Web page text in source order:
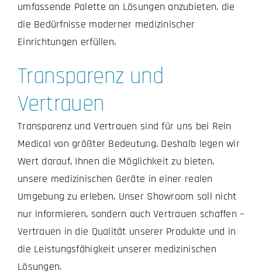
umfassende Palette an Lösungen anzubieten, die
die Bedürfnisse moderner medizinischer
Einrichtungen erfüllen.
Transparenz und
Vertrauen
Transparenz und Vertrauen sind für uns bei Rein
Medical von größter Bedeutung. Deshalb legen wir
Wert darauf, Ihnen die Möglichkeit zu bieten,
unsere medizinischen Geräte in einer realen
Umgebung zu erleben. Unser Showroom soll nicht
nur informieren, sondern auch Vertrauen schaffen –
Vertrauen in die Qualität unserer Produkte und in
die Leistungsfähigkeit unserer medizinischen
Lösungen.